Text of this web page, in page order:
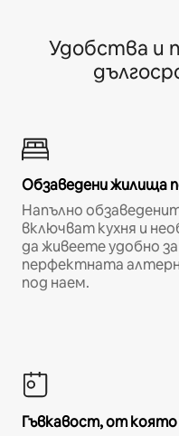
Удобства и
Обзаведени жилища
Напълно
включват кухня и
да живеете удобно
перфектната
под наем.
Гъвкавост, от